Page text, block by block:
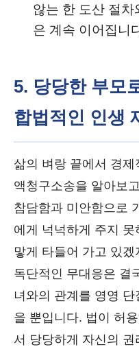
않는 한 도산 절
은 계속 이어집니
5. 당당한 부모
합법적인 인생
삶의 벼랑 끝에서 경
액청구소송을 알아보
참담함과 미안함으로
에게 넉넉하게 주지
맣게 타들어 가고 있
독단적인 무대응은 결
녀와의 관계를 영영
을 뿐입니다. 법이 허
서 당당하게 자신의